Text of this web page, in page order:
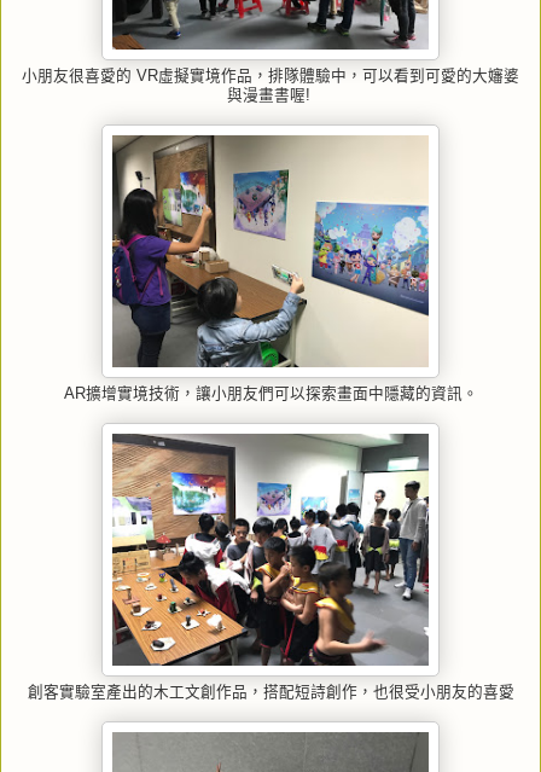
小朋友很喜愛的 VR虛擬實境作品，排隊體驗中，可以看到可愛的大嬸婆
與漫畫書喔!
AR擴增實境技術，讓小朋友們可以探索畫面中隱藏的資訊。
創客實驗室產出的木工文創作品，搭配短詩創作，也很受小朋友的喜愛